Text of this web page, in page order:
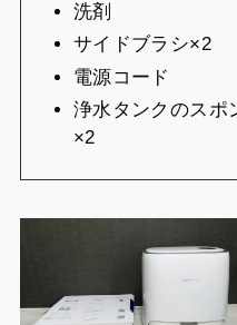
洗剤
サイドブラシ×2
電源コード
浄水タンクのスポ
×2